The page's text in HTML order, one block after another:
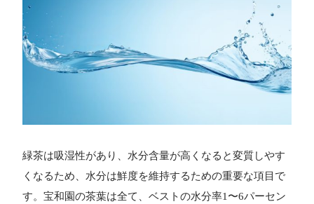
緑茶は吸湿性があり、水分含量が高くなると変質しやす
くなるため、水分は鮮度を維持するための重要な項目で
す。宝和園の茶葉は全て、ベストの水分率1〜6パーセン